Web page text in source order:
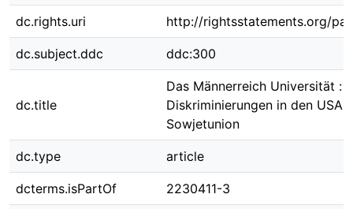
dc.rights.uri http://rightsstatements.org/
dc.subject.ddc ddc:300
dc.title
Das Männerreich Universität :
Diskriminierungen in den USA
Sowjetunion
dc.type article
dcterms.isPartOf 2230411-3